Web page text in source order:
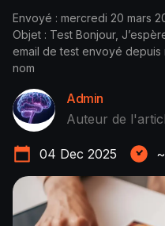
Envoyé : mercredi 20 mars
Objet : Test Bonjour,
email de test envoyé depuis
nom
Admin
Auteur de
04 Dec 2025 ~